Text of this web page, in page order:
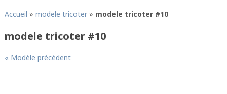
Accueil » modele tricoter» modele tricoter #10
modele tricoter #10
« Modèle précédent